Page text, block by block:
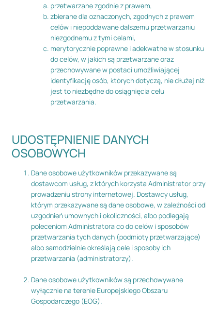
przetwarzane zgodnie z prawem,
zbierane dla oznaczonych, zgodnych z prawem
celów i niepoddawane dalszemu przetwarzaniu
niezgodnemu z tymi celami,
merytorycznie poprawne i adekwatne w stosunku
do celów, w jakich są przetwarzane oraz
przechowywane w postaci umożliwiającej
identyfikację osób, których dotyczą, nie dłużej niż
jest to niezbędne do osiągnięcia celu
przetwarzania.
UDOSTĘPNIENIE DANYCH
OSOBOWYCH
Dane osobowe użytkowników przekazywane są
dostawcom usług, z których korzysta Administrator przy
prowadzeniu strony internetowej. Dostawcy usług,
którym przekazywane są dane osobowe, w zależności od
uzgodnień umownych i okoliczności, albo podlegają
poleceniom Administratora co do celów i sposobów
przetwarzania tych danych (podmioty przetwarzające)
albo samodzielnie określają cele i sposoby ich
przetwarzania (administratorzy).
Dane osobowe użytkowników są przechowywane
wyłącznie na terenie Europejskiego Obszaru
Gospodarczego (EOG).